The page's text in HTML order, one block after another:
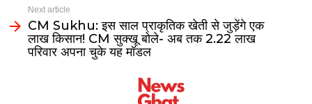
Next article
CM Sukhu: इस साल प्राकृतिक खेती से जुड़ेंगे एक
लाख किसान! CM सुक्खू बोले- अब तक 2.22 लाख
परिवार अपना चुके यह मॉडल